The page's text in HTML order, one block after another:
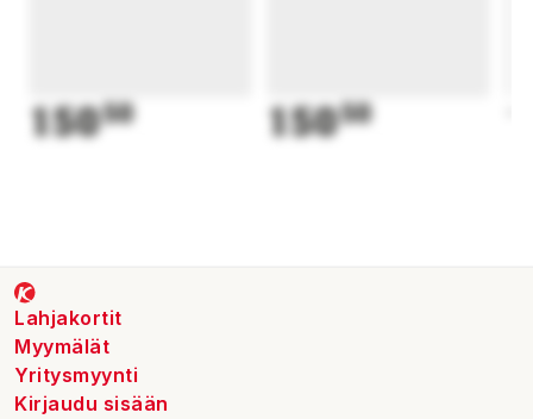
15050 15050
Lahjakortit
Myymälät
Yritysmyynti
Kirjaudu sisään